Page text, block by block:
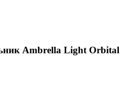
Ambrella Light Orbital